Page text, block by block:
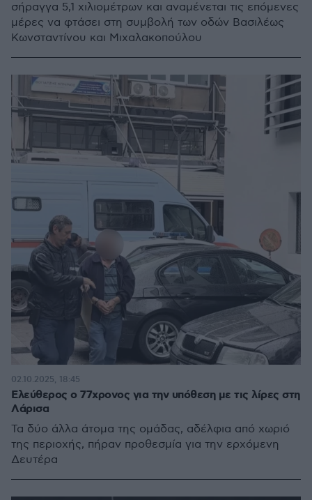
σήραγγα 5,1 χιλιομέτρων και αναμένεται τις επόμενες
μέρες να φτάσει στη συμβολή των οδών Βασιλέως
Κωνσταντίνου και Μιχαλακοπούλου
Ελεύθερος ο 77χρονος για την υπόθεση με τις λίρες στη
Λάρισα
Τα δύο άλλα άτομα της ομάδας, αδέλφια από χωριό
της περιοχής, πήραν προθεσμία για την ερχόμενη
Δευτέρα
02.10.2025, 18:45